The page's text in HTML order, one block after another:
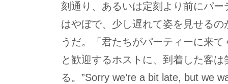
刻通り、あるいは定刻より前にパー
はやぼで、少し遅れて姿を見せる
うだ。「君たちがパーティーに来
と歓迎するホストに、到着した客は
る。”Sorry we’re a bit late, but we